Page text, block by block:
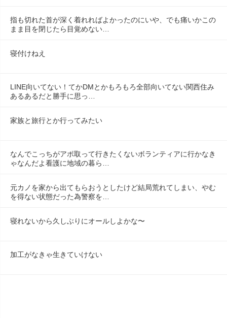
指も切れた首が深く着れればよかったのにいや、でも痛いかこの
まま目を閉じたら目覚めない…
寝付けねえ
LINE向いてない！てかDMとかもろもろ全部向いてない関西住み
あるあるだと勝手に思っ…
家族と旅行とか行ってみたい
なんでこっちがアポ取って行きたくないボランティアに行かなき
ゃなんだよ看護に地域の暮ら…
元カノを家から出てもらおうとしたけど結局荒れてしまい、やむ
を得ない状態だった為警察を…
寝れないから久しぶりにオールしよかな〜
加工がなきゃ生きていけない